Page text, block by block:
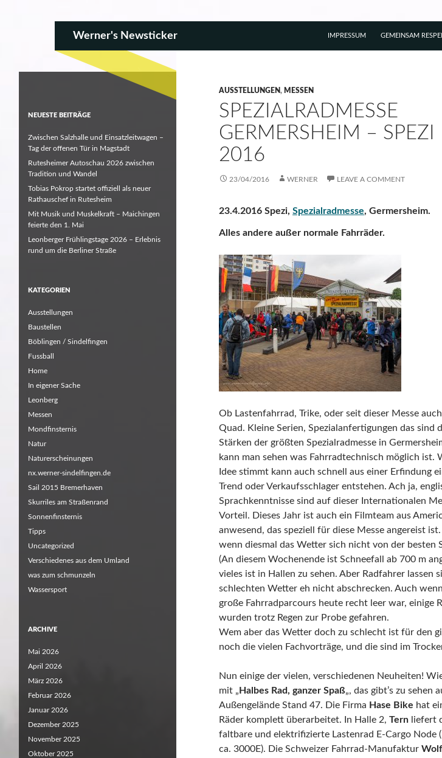
Werner's Newsticker GEMEINSAM
IMPRESSUM
AUSSTELLUNGEN, MESSEN
SPEZIALRADMESSE
GERMERSHEIM – SPEZI
2016
23/04/2016 WERNER LEAVE A COMMENT
23.4.2016 Spezi, Spezialradmesse, Germersheim.
Alles andere außer normale Fahrräder.
Ob Lastenfahrrad, Trike, oder seit dieser Messe
Quad. Kleine Serien, Spezialanfertigungen das sind
Stärken der größten Spezialradmesse in
kann man sehen was Fahrradtechnisch möglich ist.
Idee stimmt kann auch schnell aus einer Erfindung
Trend oder Verkaufsschlager entstehen. Ach ja,
Sprachkenntnisse sind auf dieser Internationalen
Vorteil. Dieses Jahr ist auch ein Filmteam aus
anwesend, das speziell für diese Messe angereist
wenn diesmal das Wetter sich nicht von der besten
(An diesem Wochenende ist Schneefall ab 700 m
vieles ist in Hallen zu sehen. Aber Radfahrer lassen
schlechten Wetter eh nicht abschrecken. Auch
große Fahrradparcours heute recht leer war, einige
wurden trotz Regen zur Probe gefahren.
Wem aber das Wetter doch zu schlecht ist für den
noch die vielen Fachvorträge, und die sind im
Nun einige der vielen, verschiedenen Neuheiten!
mit „ Halbes Rad, ganzer Spaß„, das gibt’s zu sehen
Außengelände Stand 47. Die Firma Hase Bike hat
Räder komplett überarbeitet. In Halle 2, Tern liefert
faltbare und elektrifizierte Lastenrad E-Cargo Node
ca. 3000E). Die Schweizer Fahrrad-Manufaktur
NEUESTE BEITRÄGE
Zwischen Salzhalle und Einsatzleitwagen –
Tag der offenen Tür in Magstadt
Rutesheimer Autoschau 2026 zwischen
Tradition und Wandel
Tobias Pokrop startet offiziell als neuer
Rathauschef in Rutesheim
Mit Musik und Muskelkraft – Maichingen
feierte den 1. Mai
Leonberger Frühlingstage 2026 – Erlebnis
rund um die Berliner Straße
KATEGORIEN
Ausstellungen
Baustellen
Böblingen / Sindelfingen
Fussball
Home
In eigener Sache
Leonberg
Messen
Mondfinsternis
Natur
Naturerscheinungen
nx.werner-sindelfingen.de
Sail 2015 Bremerhaven
Skurriles am Straßenrand
Sonnenfinsternis
Tipps
Uncategorized
Verschiedenes aus dem Umland
was zum schmunzeln
Wassersport
ARCHIVE
Mai 2026
April 2026
März 2026
Februar 2026
Januar 2026
Dezember 2025
November 2025
Oktober 2025